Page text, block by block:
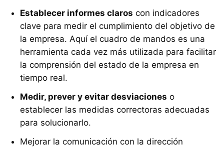
Establecer informes claros con indicadores
clave para medir el cumplimiento del objetivo de
la empresa. Aquí el cuadro de mandos es una
herramienta cada vez más utilizada para facilitar
la comprensión del estado de la empresa en
tiempo real.
Medir, prever y evitar desviaciones o
establecer las medidas correctoras adecuadas
para solucionarlo.
Mejorar la comunicación con la dirección